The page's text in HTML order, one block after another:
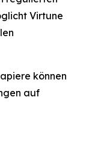
Virtune
können
auf